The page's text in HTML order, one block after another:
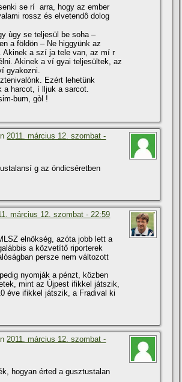
se rí arra, hogy az ember
rossz és elvetendô dolog
ùgy se teljesül be soha –
a földön – Ne higgyünk az
Akinek a szí ja tele van, az mí r
Akinek a ví gyai teljesültek, az
gyakozni.
Ezért lehetünk
a harcot, í lljuk a sarcot.
bum, gòl !
2011. március 12. szombat -
g az öndicséretben
március 12. szombat - 22:59
elnökség, azóta jobb lett a
a közvetí­tő riporterek
persze nem változott
nyomják a pénzt, közben
mint az Újpest ifikkel játszik,
éve ifikkel játszik, a Fradival ki
2011. március 12. szombat -
hogyan érted a gusztustalan